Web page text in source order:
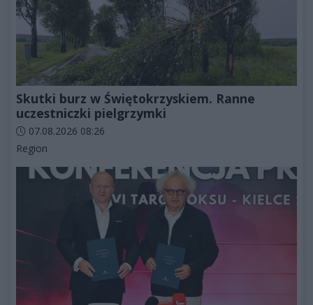
Skutki burz w Świętokrzyskiem. Ranne
uczestniczki pielgrzymki
Data dodania artykułu:
07.08.2026 08:26
Kategorie artykułu:
Region